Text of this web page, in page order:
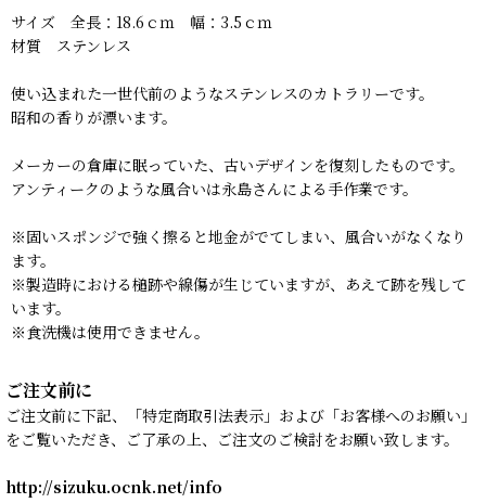
サイズ 全長：18.6ｃｍ 幅：3.5ｃｍ
材質 ステンレス
使い込まれた一世代前のようなステンレスのカトラリーです。
昭和の香りが漂います。
メーカーの倉庫に眠っていた、古いデザインを復刻したものです。
アンティークのような風合いは永島さんによる手作業です。
※固いスポンジで強く擦ると地金がでてしまい、風合いがなくなり
ます。
※製造時における槌跡や線傷が生じていますが、あえて跡を残して
います。
※食洗機は使用できません。
ご注文前に
ご注文前に下記、「特定商取引法表示」および「お客様へのお願い」
をご覧いただき、ご了承の上、ご注文のご検討をお願い致します。
http://sizuku.ocnk.net/info